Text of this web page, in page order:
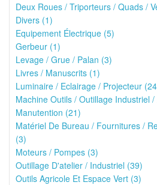
Deux Roues / Triporteurs / Quads /
Divers (1)
Equipement Électrique (5)
Gerbeur (1)
Levage / Grue / Palan (3)
Livres / Manuscrits (1)
Luminaire / Eclairage / Projecteur
Machine Outils / Outillage Industriel
Manutention (21)
Matériel De Bureau / Fournitures /
(3)
Moteurs / Pompes (3)
Outillage D'atelier / Industriel (39)
Outils Agricole Et Espace Vert (3)